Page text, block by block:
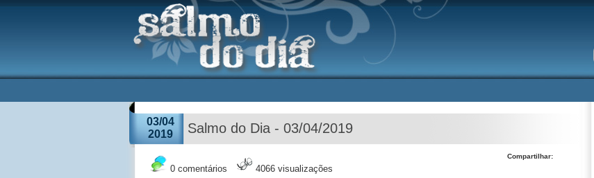
03/04
2019
Salmo do Dia - 03/04/2019
0 comentários 4066 visualizações
Compartilhar: